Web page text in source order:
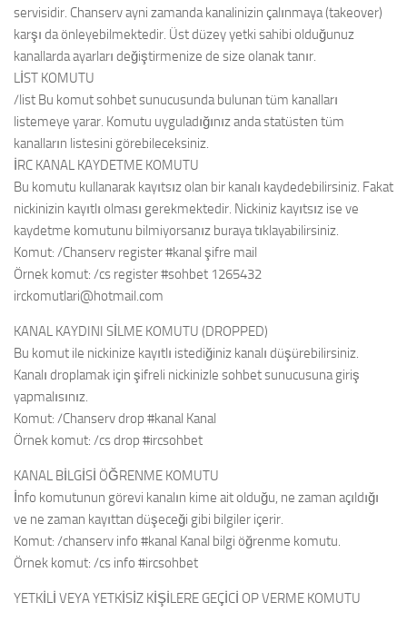
servisidir. Chanserv ayni zamanda kanalinizin çalınmaya (takeover)
karşı da önleyebilmektedir. Üst düzey yetki sahibi olduğunuz
kanallarda ayarları değiştirmenize de size olanak tanır.
LİST KOMUTU
/list Bu komut sohbet sunucusunda bulunan tüm kanalları
listemeye yarar. Komutu uyguladığınız anda statüsten tüm
kanalların listesini görebileceksiniz.
İRC KANAL KAYDETME KOMUTU
Bu komutu kullanarak kayıtsız olan bir kanalı kaydedebilirsiniz. Fakat
nickinizin kayıtlı olması gerekmektedir. Nickiniz kayıtsız ise ve
kaydetme komutunu bilmiyorsanız buraya tıklayabilirsiniz.
Komut: /Chanserv register #kanal şifre mail
Örnek komut: /cs register #sohbet 1265432
irckomutlari@hotmail.com
KANAL KAYDINI SİLME KOMUTU (DROPPED)
Bu komut ile nickinize kayıtlı istediğiniz kanalı düşürebilirsiniz.
Kanalı droplamak için şifreli nickinizle sohbet sunucusuna giriş
yapmalısınız.
Komut: /Chanserv drop #kanal Kanal
Örnek komut: /cs drop #ircsohbet
KANAL BİLGİSİ ÖĞRENME KOMUTU
İnfo komutunun görevi kanalın kime ait olduğu, ne zaman açıldığı
ve ne zaman kayıttan düşeceği gibi bilgiler içerir.
Komut: /chanserv info #kanal Kanal bilgi öğrenme komutu.
Örnek komut: /cs info #ircsohbet
YETKİLİ VEYA YETKİSİZ KİŞİLERE GEÇİCİ OP VERME KOMUTU